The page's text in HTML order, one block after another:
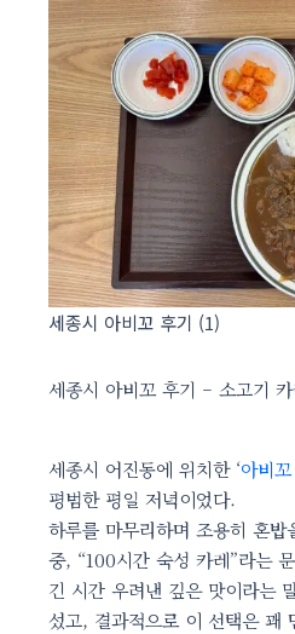
세종시 아비꼬 후기 (1)
세종시 아비꼬 후기 – 소고기
세종시 어진동에 위치한 ‘아비
평범한 평일 저녁이었다.
하루를 마무리하며 조용히 혼
중, “100시간 숙성 카레”라는
긴 시간 우려낸 깊은 맛이라는
섰고, 결과적으로 이 선택은 꽤